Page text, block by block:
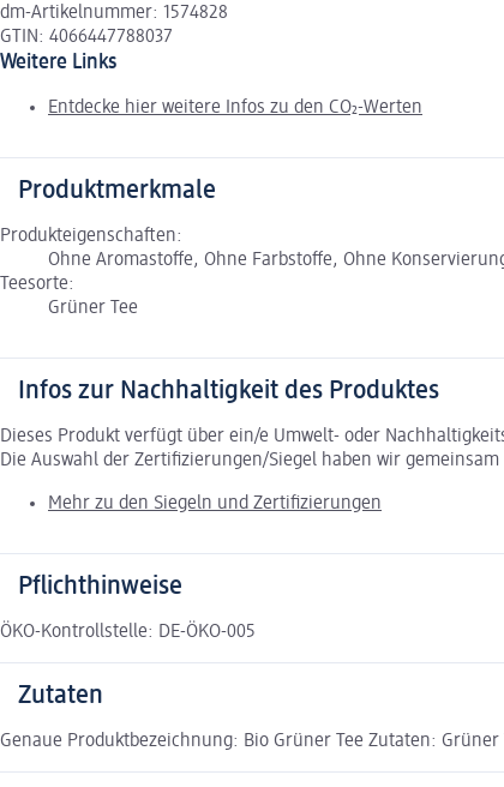
dm-Artikelnummer: 1574828
GTIN: 4066447788037
Weitere Links
Entdecke hier weitere Infos zu den CO₂-Werten
Produktmerkmale
Produkteigenschaften:
Ohne Aromastoffe, Ohne Farbstoffe, Ohne
Teesorte:
Grüner Tee
Infos zur Nachhaltigkeit des Produktes
Dieses Produkt verfügt über ein/e Umwelt- oder
Die Auswahl der Zertifizierungen/Siegel haben wir
Mehr zu den Siegeln und Zertifizierungen
Pflichthinweise
ÖKO-Kontrollstelle: DE-ÖKO-005
Zutaten
Genaue Produktbezeichnung: Bio Grüner Tee Zutaten: